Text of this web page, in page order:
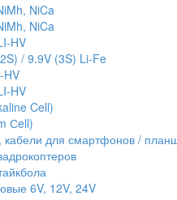
NiCa
NiCa
HV
/ 9.9V (3S) Li-Fe
HV
HV
Cell)
Сell)
кабели для смартфонов /
6V, 12V, 24V